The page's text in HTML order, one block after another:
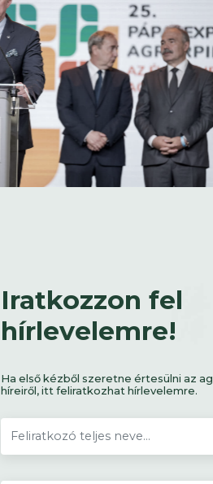
Iratkozzon fel
hírlevelemre!
Ha első kézből szeretne értesülni az
híreiről, itt feliratkozhat hírlevelemre.